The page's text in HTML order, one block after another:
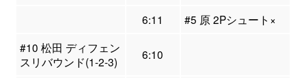
6:11
#5 原 2Pシュート×
#10 松田 ディフェン
スリバウンド(1-2-3)
6:10